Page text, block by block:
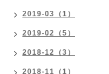
2019-03（1）
2019-02（5）
2018-12（3）
2018-11（1）